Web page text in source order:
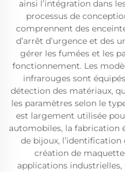
ainsi l’intégration dans
processus de
comprennent des
d’arrêt d’urgence et des
gérer les fumées et les
fonctionnement. Les
infrarouges sont
détection des matériaux,
les paramètres selon le
est largement utilisée
automobiles, la fabrication
de bijoux,
création de
applications